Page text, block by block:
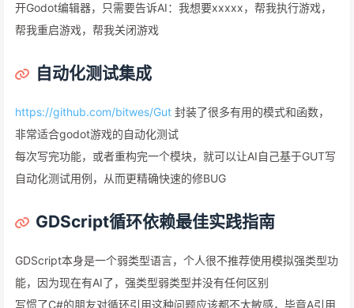
开Godot编辑器，只需要告诉AI：我想要xxxxx，帮我执行游戏，
帮我重启游戏，帮我关闭游戏
自动化测试集成
https://github.com/bitwes/Gut 封装了很多有用的模式和函数，
非常适合godot游戏的自动化测试
每次写完功能，或者重构完一个模块，就可以让AI自己基于GUT写
自动化测试用例，从而更精确快速的修BUG
GDScript循环依赖最佳实践指南
GDScript本身是一个弱类型语言，个人很不推荐使用模拟强类型功
能，因为现在有AI了，强类型弱类型并没有任何区别
写惯了C#的朋友对循环引用这种问题应该都不太敏感，毕竟A引用